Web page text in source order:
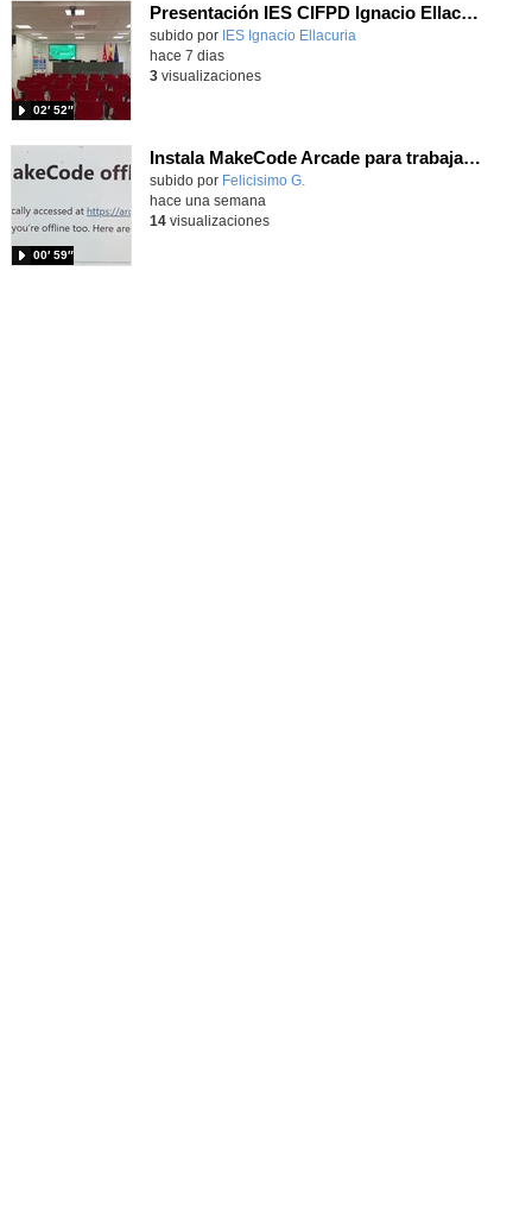
Presentación IES CIFPD Ignacio Ellacuría
Contenido educativo.
subido por IES Ignacio Ellacuria
02′ 52″
hace 7 dias
3visualizaciones
Instala MakeCode Arcade para trabajar offline en tu tablet, ordenador, Chromebook
Contenido educativo.
subido por Felicisimo G.
00′ 59″
hace una semana
14visualizaciones